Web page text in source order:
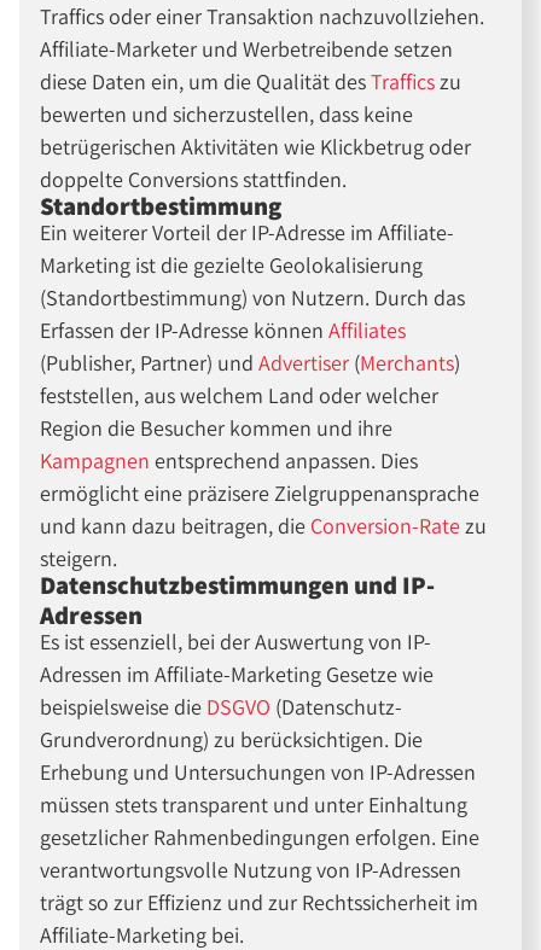
Traffics oder einer Transaktion nachzuvollziehen.
Affiliate-Marketer und Werbetreibende setzen
diese Daten ein, um die Qualität desTrafficszu
bewerten und sicherzustellen, dass keine
betrügerischen Aktivitäten wie Klickbetrug oder
doppelte Conversions stattfinden.
Standortbestimmung
Ein weiterer Vorteil der IP-Adresse im Affiliate-
Marketing ist die gezielte Geolokalisierung
(Standortbestimmung) von Nutzern. Durch das
Erfassen der IP-Adresse könnenAffiliates
(Publisher, Partner) undAdvertiser (Merchants)
feststellen, aus welchem Land oder welcher
Region die Besucher kommen und ihre
Kampagnen entsprechend anpassen. Dies
ermöglicht eine präzisere Zielgruppenansprache
und kann dazu beitragen, die Conversion-Ratezu
steigern.
Datenschutzbestimmungen und IP-
Adressen
Es ist essenziell, bei der Auswertung von IP-
Adressen im Affiliate-Marketing Gesetze wie
beispielsweise die DSGVO (Datenschutz-
Grundverordnung) zu berücksichtigen. Die
Erhebung und Untersuchungen von IP-Adressen
müssen stets transparent und unter Einhaltung
gesetzlicher Rahmenbedingungen erfolgen. Eine
verantwortungsvolle Nutzung von IP-Adressen
trägt so zur Effizienz und zur Rechtssicherheit im
Affiliate-Marketing bei.